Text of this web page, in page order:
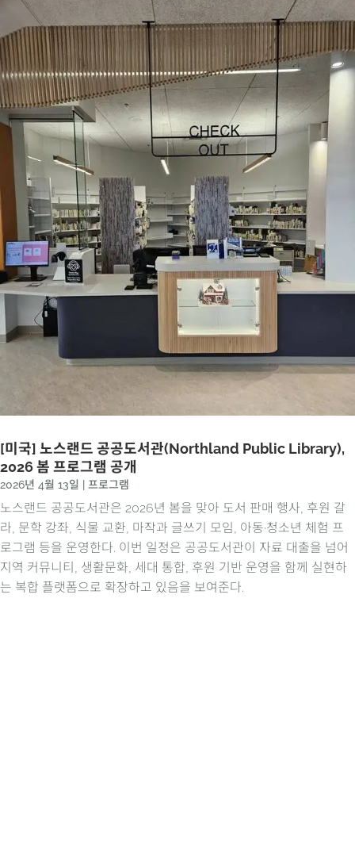
[미국] 노스랜드 공공도서관(Northland Public Library),
2026 봄 프로그램 공개
2026년 4월 13일 프로그램
노스랜드 공공도서관은 2026년 봄을 맞아 도서 판매 행사, 후원 갈
라, 문학 강좌, 식물 교환, 마작과 글쓰기 모임, 아동·청소년 체험 프
로그램 등을 운영한다. 이번 일정은 공공도서관이 자료 대출을 넘어
지역 커뮤니티, 생활문화, 세대 통합, 후원 기반 운영을 함께 실현하
는 복합 플랫폼으로 확장하고 있음을 보여준다.